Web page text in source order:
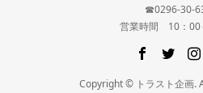
☎0296-30-
営業時間 10：00
Copyright © トラスト企画.